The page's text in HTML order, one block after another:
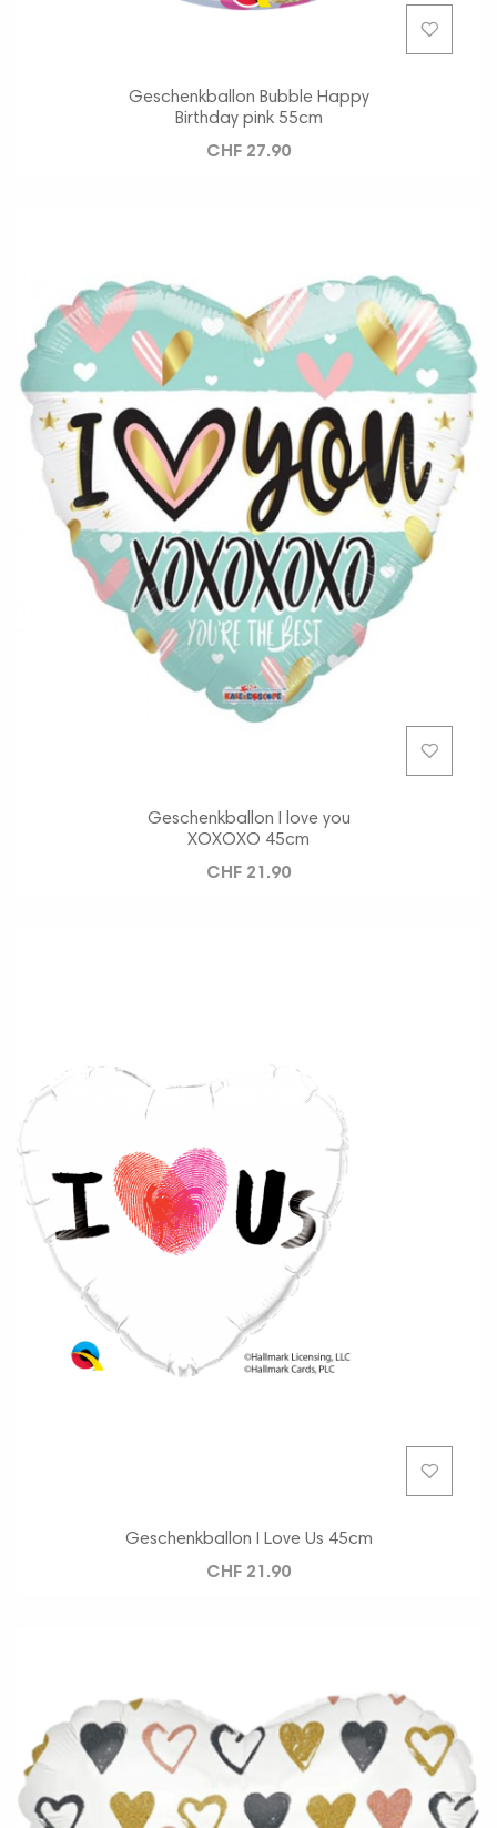
Geschenkballon Bubble Happy
Birthday pink 55cm
CHF 27.90
Geschenkballon I love you
XOXOXO 45cm
CHF 21.90
Geschenkballon I Love Us 45cm
CHF 21.90